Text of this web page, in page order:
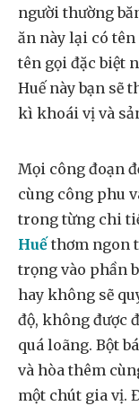
người thường
ăn này lại có
tên gọi đặc biệt
Huế này bạn sẽ
kì khoái vị và
Mọi công đoạn
cùng công phu
trong từng chi
Huế thơm ngon
trọng vào phần
hay không sẽ
độ, không được
quá loãng. Bột
và hòa thêm
một chút gia vị.